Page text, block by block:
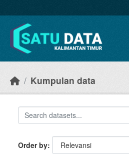
Kumpulan data
Order by